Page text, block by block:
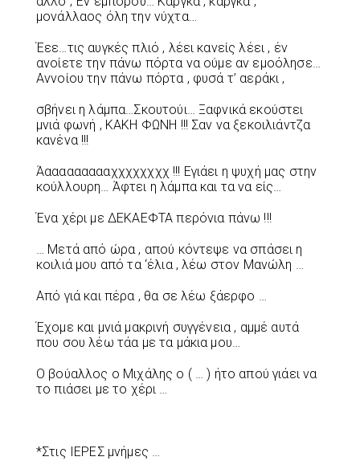
μονάλλαος όλη την νύχτα…
Έεε…τις αυγκές πλιό , λέει κανείς λέει , έν
ανοίετε την πάνω πόρτα να ούμε αν εμοόλησε…
Αννοίου την πάνω πόρτα , φυσά τ’ αεράκι ,
σβήνει η λάμπα…Σκουτούι… Ξαφνικά εκούστει
μνιά φωνή , ΚΑΚΗ ΦΩΝΗ !!! Σαν να ξεκοιλιάντζα
κανένα !!!
Άαααααααααχχχχχχχχ !!! Εγιάει η ψυχή μας στην
κούλλουρη… Άφτει η λάμπα και τα να είς…
Ένα χέρι με ΔΕΚΑΕΦΤΑ περόνια πάνω !!!
… Μετά από ώρα , απού κόντεψε να σπάσει η
κοιλιά μου από τα ‘έλια , λέω στον Μανώλη …
Από γιά και πέρα , θα σε λέω ξάερφο …
Έχομε και μνιά μακρινή συγγένεια , αμμέ αυτά
που σου λέω τάα με τα μάκια μου…
Ο βούαλλος ο Μιχάλης ο ( … ) ήτο απού γιάει να
το πιάσει με το χέρι …
*Στις ΙΕΡΕΣ μνήμες …